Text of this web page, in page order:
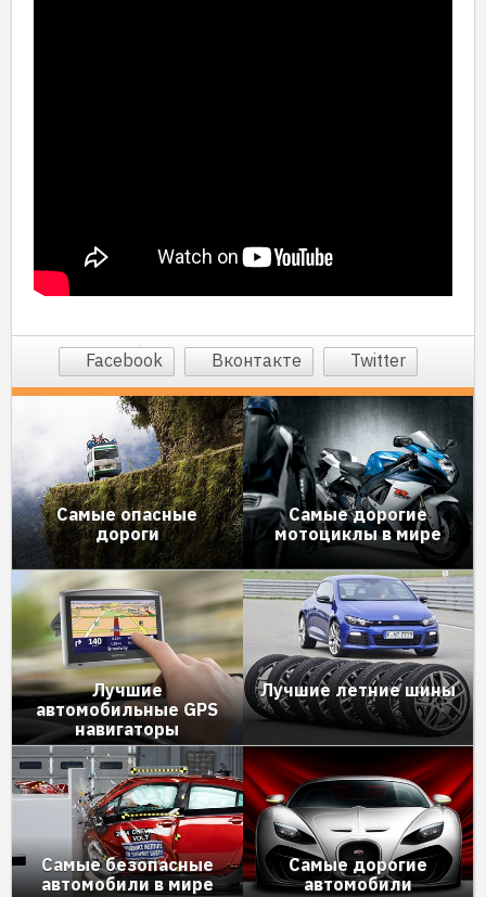
Facebook Вконтакте Twitter
Самые опасные
дороги
Самые дорогие
мотоциклы в мире
Лучшие
автомобильные GPS
навигаторы
Лучшие летние шины
Самые безопасные
автомобили в мире
Самые дорогие
автомобили